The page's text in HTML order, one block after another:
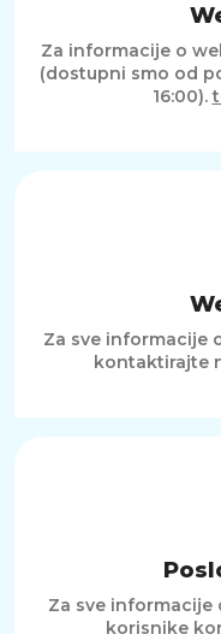
Za informacije o
(dostupni smo od
16:00).
Za sve informacije
kontaktirajte
Za sve informacije
korisnike